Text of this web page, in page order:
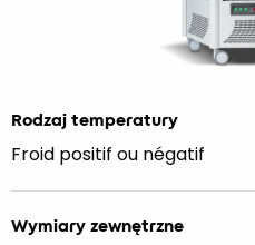
Rodzaj temperatury
Froid positif ou négatif
Wymiary zewnętrzne